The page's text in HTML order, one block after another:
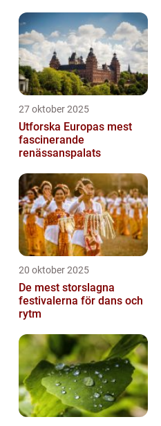
27 oktober 2025
Utforska Europas mest
fascinerande
renässanspalats
20 oktober 2025
De mest storslagna
festivalerna för dans och
rytm